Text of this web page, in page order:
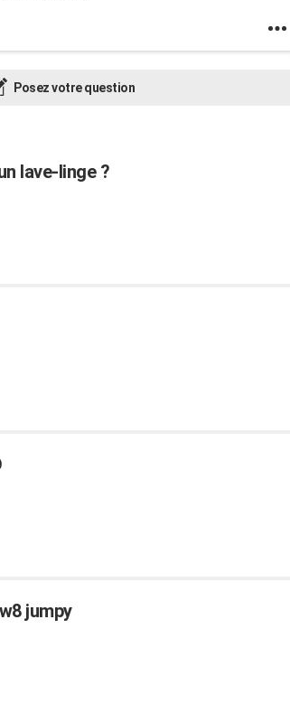
Posez votre question
lave-linge ?
jumpy